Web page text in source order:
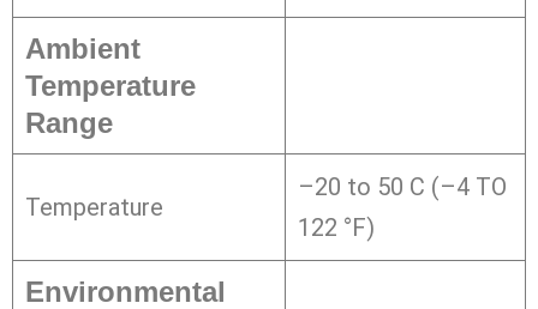
Ambient
Temperature
Range
Temperature
–20 to 50 C (–4 TO
122 °F)
Environmental